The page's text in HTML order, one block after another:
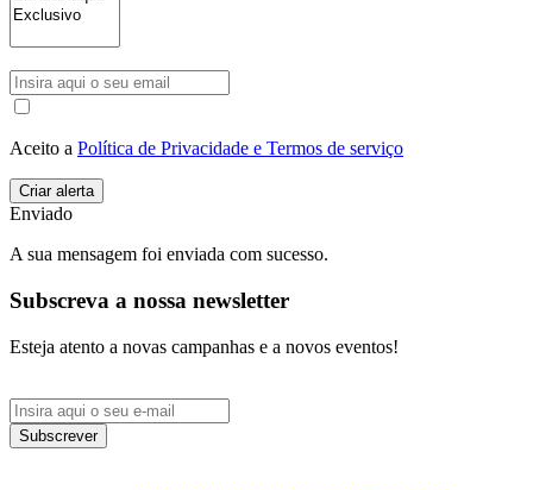
Aceito a Política de Privacidade e Termos de serviço
Enviado
A sua mensagem foi enviada com sucesso.
Subscreva a nossa newsletter
Esteja atento a novas campanhas e a novos eventos!